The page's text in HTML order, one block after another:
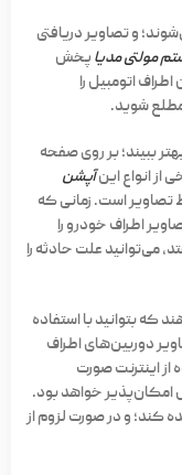
و تصاویر دریافتی
مولتی مدیا پخش
اتومبیل را
شوید.
ببیند؛ بر روی صفحه
انواع اینآپشن
تصاویر است. زمانی که
اطراف خودرو را
می‌توانید علت حادثه را
که بتوانید با استفاده
دوربین‌های اطراف
از اینترنت صورت
امکان‌پذیر خواهد بود.
کند؛ و در صورت لزوم از